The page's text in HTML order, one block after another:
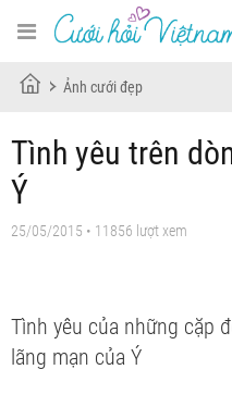
Ảnh cưới đẹp
Tình yêu trên
Ý
25/05/2015 • 11856 lượt xem
Tình yêu của những cặp
lãng mạn của Ý